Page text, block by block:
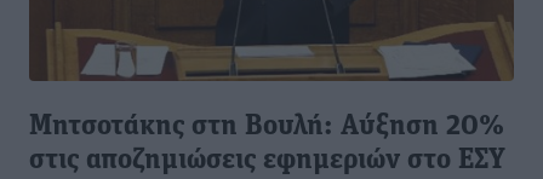
Μητσοτάκης στη Βουλή: Αύξηση 20%
στις αποζημιώσεις εφημεριών στο ΕΣΥ